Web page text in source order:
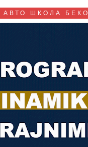
АВТО ШКОЛА БЕКО